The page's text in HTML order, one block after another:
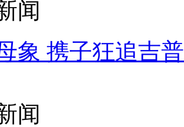
闻
象 携子狂追吉
闻